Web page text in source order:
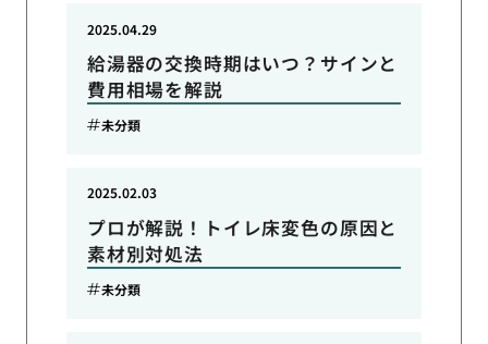
給湯器の交換時期はいつ？サインと
費用相場を解説
2025.04.29
未分類
プロが解説！トイレ床変色の原因と
素材別対処法
2025.02.03
未分類